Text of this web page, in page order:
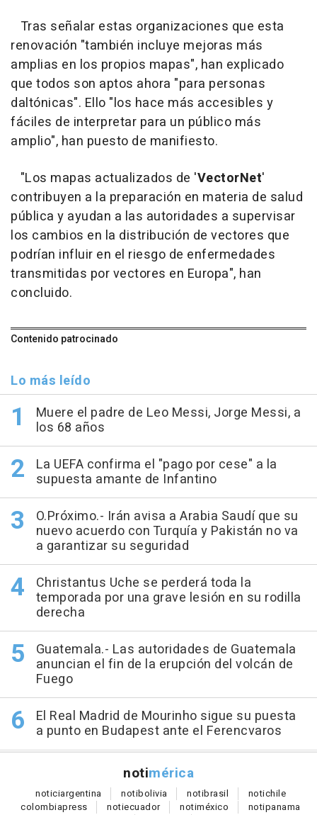
Tras señalar estas organizaciones que esta
renovación "también incluye mejoras más
amplias en los propios mapas", han explicado
que todos son aptos ahora "para personas
daltónicas". Ello "los hace más accesibles y
fáciles de interpretar para un público más
amplio", han puesto de manifiesto.
"Los mapas actualizados de 'VectorNet'
contribuyen a la preparación en materia de salud
pública y ayudan a las autoridades a supervisar
los cambios en la distribución de vectores que
podrían influir en el riesgo de enfermedades
transmitidas por vectores en Europa", han
concluido.
Contenido patrocinado
Lo más leído
Muere el padre de Leo Messi, Jorge Messi, a
los 68 años
La UEFA confirma el "pago por cese" a la
supuesta amante de Infantino
O.Próximo.- Irán avisa a Arabia Saudí que su
nuevo acuerdo con Turquía y Pakistán no va
a garantizar su seguridad
Christantus Uche se perderá toda la
temporada por una grave lesión en su rodilla
derecha
Guatemala.- Las autoridades de Guatemala
anuncian el fin de la erupción del volcán de
Fuego
El Real Madrid de Mourinho sigue su puesta
a punto en Budapest ante el Ferencvaros
notimérica
noticiargentina notibolivia notibrasil notichile
colombiapress notiecuador notiméxico notipanama